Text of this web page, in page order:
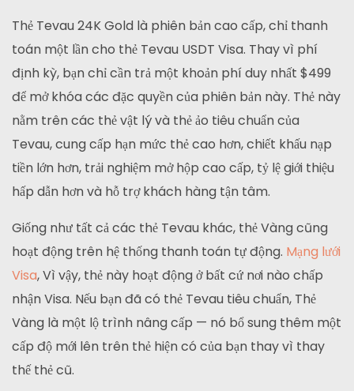
Thẻ Tevau 24K Gold là phiên bản cao cấp, chỉ thanh
toán một lần cho thẻ Tevau USDT Visa. Thay vì phí
định kỳ, bạn chỉ cần trả một khoản phí duy nhất $499
để mở khóa các đặc quyền của phiên bản này. Thẻ này
nằm trên các thẻ vật lý và thẻ ảo tiêu chuẩn của
Tevau, cung cấp hạn mức thẻ cao hơn, chiết khấu nạp
tiền lớn hơn, trải nghiệm mở hộp cao cấp, tỷ lệ giới thiệu
hấp dẫn hơn và hỗ trợ khách hàng tận tâm.
Giống như tất cả các thẻ Tevau khác, thẻ Vàng cũng
hoạt động trên hệ thống thanh toán tự động. Mạng lưới
Visa, Vì vậy, thẻ này hoạt động ở bất cứ nơi nào chấp
nhận Visa. Nếu bạn đã có thẻ Tevau tiêu chuẩn, Thẻ
Vàng là một lộ trình nâng cấp — nó bổ sung thêm một
cấp độ mới lên trên thẻ hiện có của bạn thay vì thay
thế thẻ cũ.